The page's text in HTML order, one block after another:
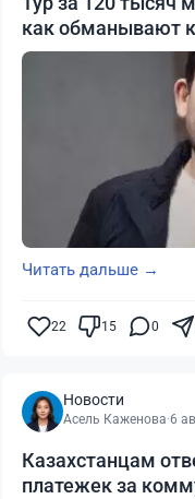
как обманывают
Читать дальше →
22 15 0
Новости
Асель Каженова·6
Казахстанцам
платежек за